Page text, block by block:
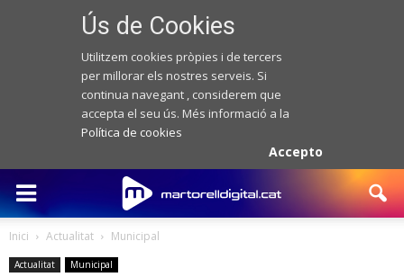
Ús de Cookies
Utilitzem cookies pròpies i de tercers
per millorar els nostres serveis. Si
continua navegant , considerem que
accepta el seu ús. Més informació a la
Política de cookies
Accepto
Inici Actualitat Municipal
Actualitat Municipal